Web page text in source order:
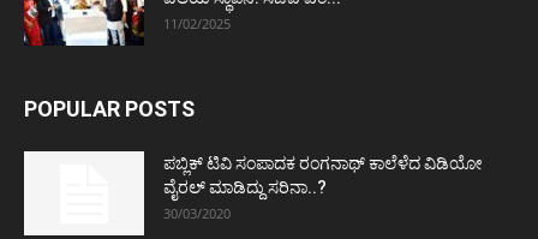
11/02/2025
POPULAR POSTS
ಪಬ್ಲಿಕ್ ಟಿವಿ ಸಂಪಾದಕ ರಂಗನಾಥ್ ಕಾಲೆಳೆದ ವಿಡಿಯೋ
ವೈರಲ್ ಮಾಡಿದ್ದು ಸರಿನಾ..?
30/03/2020